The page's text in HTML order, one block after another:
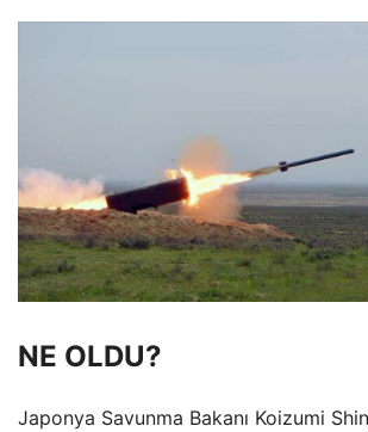
NE OLDU?
Japonya Savunma Bakanı Koizumi